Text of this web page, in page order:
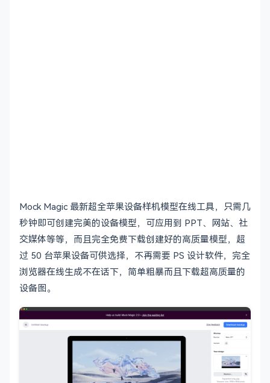
Mock Magic 最新超全苹果设备样机模型在线工具，只需几
秒钟即可创建完美的设备模型，可应用到 PPT、网站、社
交媒体等等，而且完全免费下载创建好的高质量模型，超
过 50 台苹果设备可供选择，不再需要 PS 设计软件，完全
浏览器在线生成不在话下，简单粗暴而且下载超高质量的
设备图。